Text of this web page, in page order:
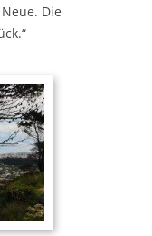
Die